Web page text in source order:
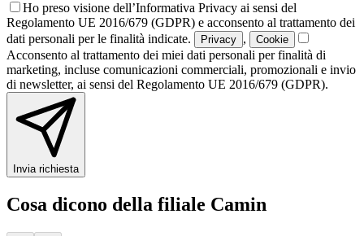
Ho preso visione dell’Informativa Privacy ai sensi del
Regolamento UE 2016/679 (GDPR) e acconsento al trattamento dei
dati personali per le finalità indicate.
Privacy , Cookie
Acconsento al trattamento dei miei dati personali per finalità di
marketing, incluse comunicazioni commerciali, promozionali e invio
di newsletter, ai sensi del Regolamento UE 2016/679 (GDPR).
Invia richiesta
Cosa dicono della filiale Camin